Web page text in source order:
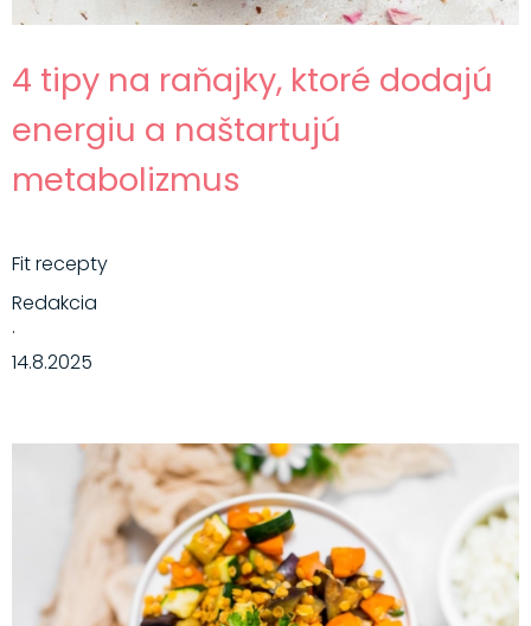
4 tipy na raňajky, ktoré dodajú
energiu a naštartujú
metabolizmus
Fit recepty
Redakcia
·
14.8.2025